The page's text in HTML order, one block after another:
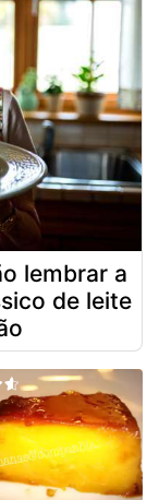
lembrar a
de leite